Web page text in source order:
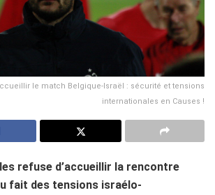
le match Belgique-Israël : sécurité et tensions
internationales en Causes !
refuse d’accueillir la rencontre
fait des tensions israélo-